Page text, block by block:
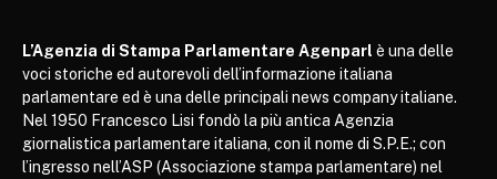
L’Agenzia di Stampa Parlamentare Agenparl è una delle
voci storiche ed autorevoli dell’informazione italiana
parlamentare ed è una delle principali news company italiane.
Nel 1950 Francesco Lisi fondò la più antica Agenzia
giornalistica parlamentare italiana, con il nome di S.P.E.; con
l’ingresso nell’ASP (Associazione stampa parlamentare) nel